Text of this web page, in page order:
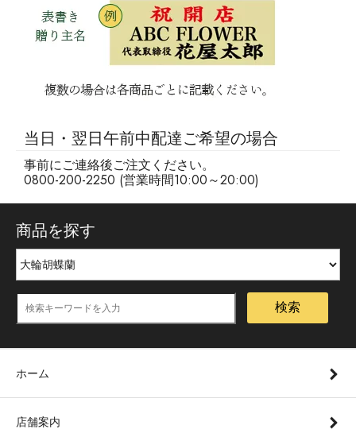
当日・翌日午前中配達ご希望の場合
事前にご連絡後ご注文ください。
0800-200-2250 (営業時間10:00～20:00)
商品を探す
検索
ホーム
店舗案内